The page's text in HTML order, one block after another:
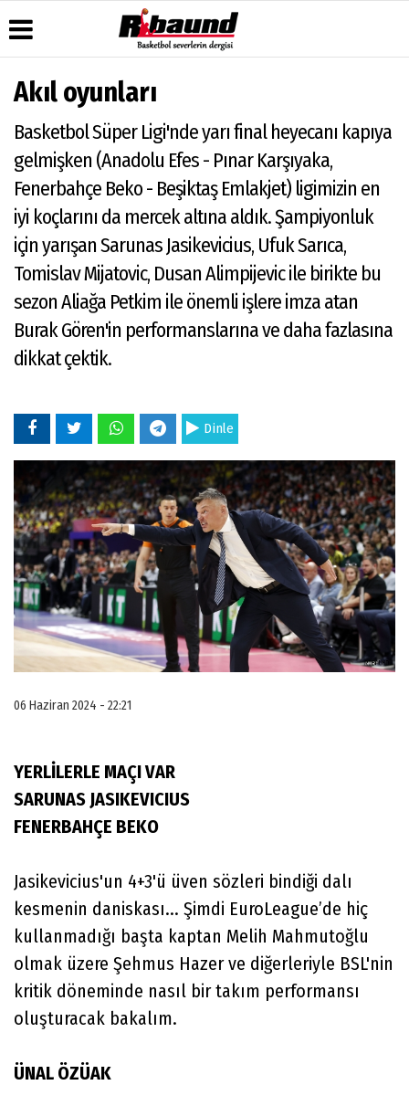
Üye Paneli
Haber
Arşivi
Gazete
Arşivi
Durumu
Gazete
Manşetleri
Anketler
Biyografiler
Yazarları
Video
Galeri
Foto
Galeri
İletişim
Çerez
Politikası
Gizlilik
İlkeleri
Akıl oyunları
Basketbol Süper Ligi'nde yarı final heyecanı kapıya
gelmişken (Anadolu Efes - Pınar Karşıyaka,
Fenerbahçe Beko - Beşiktaş Emlakjet) ligimizin en
iyi koçlarını da mercek altına aldık. Şampiyonluk
için yarışan Sarunas Jasikevicius, Ufuk Sarıca,
Tomislav Mijatovic, Dusan Alimpijevic ile birikte bu
sezon Aliağa Petkim ile önemli işlere imza atan
Burak Gören'in performanslarına ve daha fazlasına
dikkat çektik.
Dinle
06 Haziran 2024 - 22:21
YERLİLERLE MAÇI VAR
SARUNAS JASIKEVICIUS
FENERBAHÇE BEKO
Jasikevicius'un 4+3'ü üven sözleri bindiği dalı
kesmenin daniskası... Şimdi EuroLeague’de hiç
kullanmadığı başta kaptan Melih Mahmutoğlu
olmak üzere Şehmus Hazer ve diğerleriyle BSL'nin
kritik döneminde nasıl bir takım performansı
oluşturacak bakalım.
ÜNAL ÖZÜAK